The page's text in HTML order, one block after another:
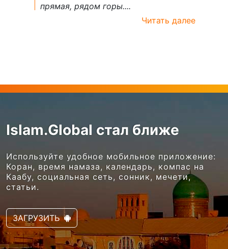
прямая, рядом горы....
Читать далее
Islam.Global стал ближе
Используйте удобное мобильное приложение:
Коран, время намаза, календарь, компас на
Каабу, социальная сеть, сонник, мечети,
статьи.
ЗАГРУЗИТЬ